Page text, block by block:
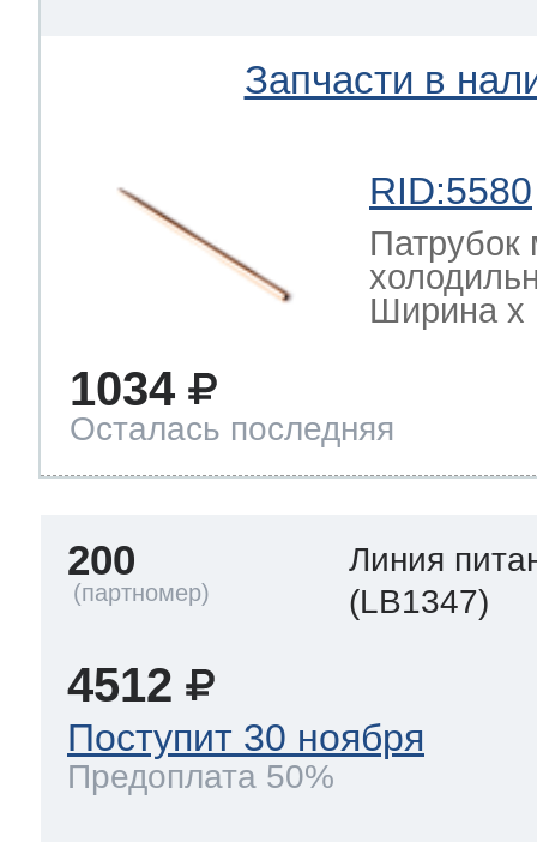
Запчасти в
RID:5580
Патрубок
Ширина х
1034
Осталась последняя
200
Линия
(LB1347)
4512
Поступит 30 ноября
Предоплата 50%